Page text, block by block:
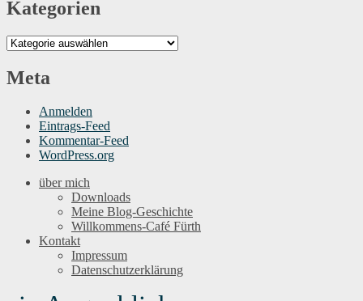
Kategorien
Kategorien
Meta
Anmelden
Eintrags-Feed
Kommentar-Feed
WordPress.org
über mich
Downloads
Meine Blog-Geschichte
Willkommens-Café Fürth
Kontakt
Impressum
Datenschutzerklärung